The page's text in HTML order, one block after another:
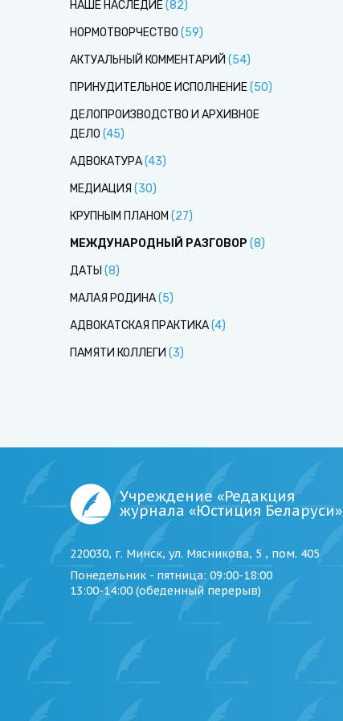
НАШЕ НАСЛЕДИЕ(82)
НОРМОТВОРЧЕСТВО (59)
АКТУАЛЬНЫЙ КОММЕНТАРИЙ (54)
ПРИНУДИТЕЛЬНОЕ ИСПОЛНЕНИЕ(50)
ДЕЛОПРОИЗВОДСТВО И АРХИВНОЕ
ДЕЛО (45)
АДВОКАТУРА(43)
МЕДИАЦИЯ (30)
КРУПНЫМ ПЛАНОМ (27)
МЕЖДУНАРОДНЫЙ РАЗГОВОР (8)
ДАТЫ (8)
МАЛАЯ РОДИНА(5)
АДВОКАТСКАЯ ПРАКТИКА(4)
ПАМЯТИ КОЛЛЕГИ (3)
Учреждение «Редакция
журнала «Юстиция Беларуси»
220030, г. Минск, ул. Мясникова, 5 , пом. 405
Понедельник - пятница: 09:00-18:00
13:00-14:00 (обеденный перерыв)